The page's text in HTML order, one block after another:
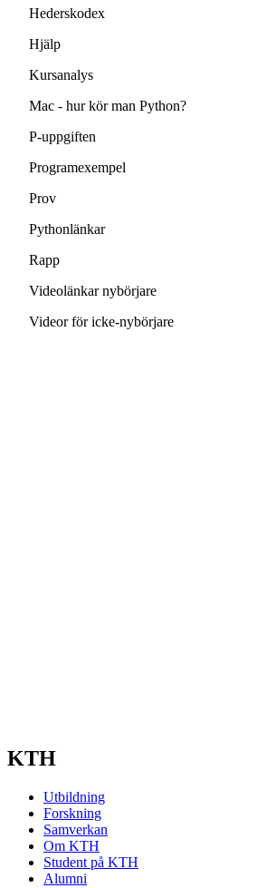
Hederskodex
Hjälp
Kursanalys
Mac - hur kör man Python?
P-uppgiften
Programexempel
Prov
Pythonlänkar
Rapp
Videolänkar nybörjare
Videor för icke-nybörjare
KTH
Utbildning
Forskning
Samverkan
Om KTH
Student på KTH
Alumni